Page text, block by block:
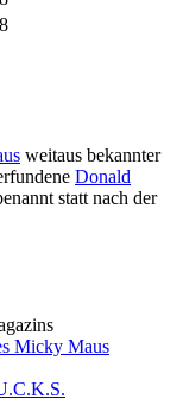
weitaus bekannter
Donald
statt nach der
Micky Maus